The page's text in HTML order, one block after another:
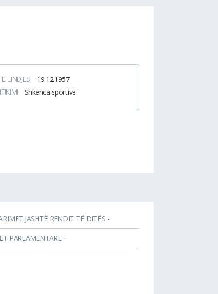
LINDJES
19.12.1957
Shkenca sportive
JASHTË RENDIT TË DITËS -
PARLAMENTARE -